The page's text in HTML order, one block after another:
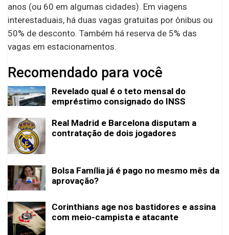
anos (ou 60 em algumas cidades). Em viagens
interestaduais, há duas vagas gratuitas por ônibus ou
50% de desconto. Também há reserva de 5% das
vagas em estacionamentos.
Recomendado para você
Revelado qual é o teto mensal do
empréstimo consignado do INSS
Real Madrid e Barcelona disputam a
contratação de dois jogadores
Bolsa Família já é pago no mesmo mês da
aprovação?
Corinthians age nos bastidores e assina
com meio-campista e atacante